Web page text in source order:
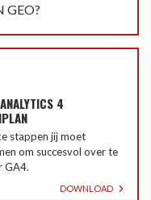
GEO?
4
stappen jij moet
om succesvol over te
GA4.
DOWNLOAD